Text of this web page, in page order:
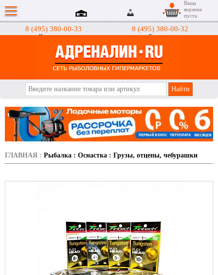
8 (495) 380-00-33
Интернет-магазин
8 (495) 380-00-32
Гипермаркеты
Ваша
корзина
пуста
ГЛАВНАЯ : Рыбалка : Оснастка : Грузы, отцепы, чебурашки